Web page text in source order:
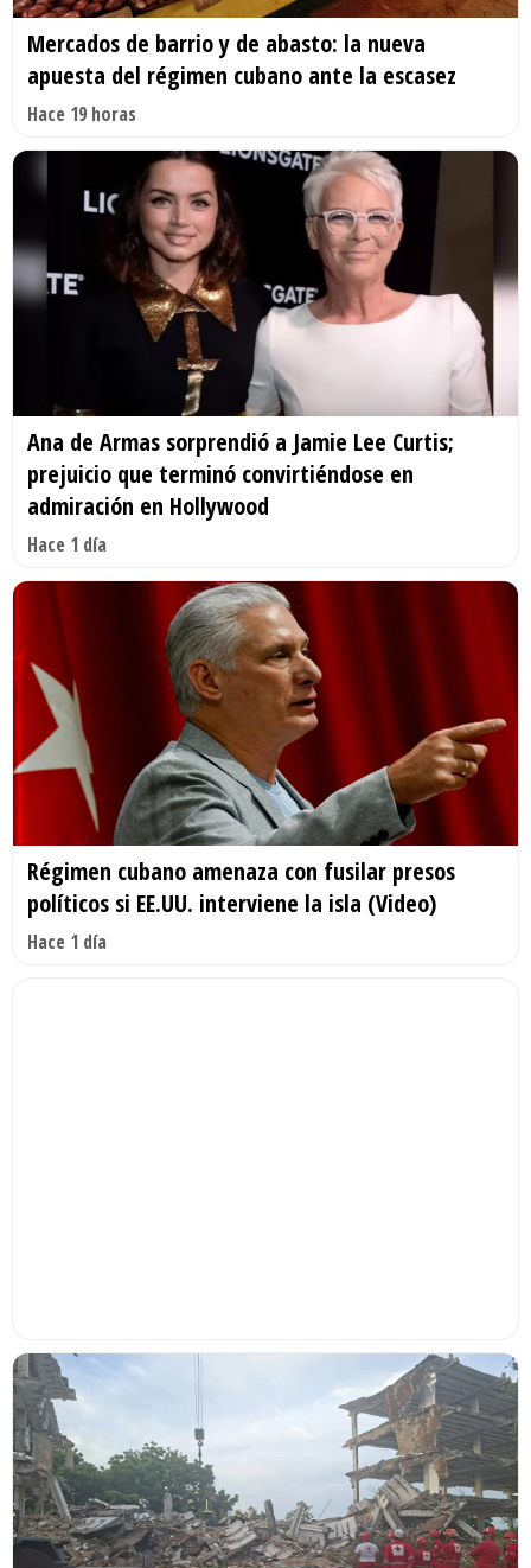
Mercados de barrio y de abasto: la nueva
apuesta del régimen cubano ante la escasez
Hace 19 horas
Ana de Armas sorprendió a Jamie Lee Curtis;
prejuicio que terminó convirtiéndose en
admiración en Hollywood
Hace 1 día
Régimen cubano amenaza con fusilar presos
políticos si EE.UU. interviene la isla (Video)
Hace 1 día